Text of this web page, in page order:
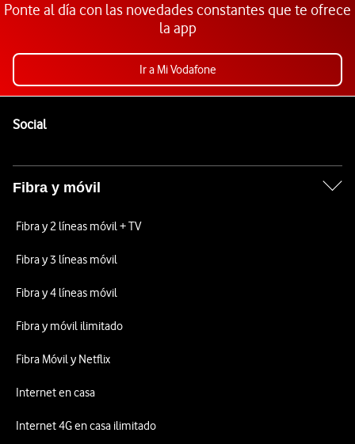
Ponte al día con las novedades constantes que te ofrece
la app
Ir a Mi Vodafone
SocialEnlaces a las redes sociales de Vodafone
Fibra y móvil
Fibra y 2 líneas móvil + TV
Fibra y 3 líneas móvil
Fibra y 4 líneas móvil
Fibra y móvil ilimitado
Fibra Móvil y Netflix
Internet en casa
Internet 4G en casa ilimitado